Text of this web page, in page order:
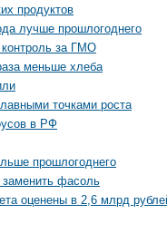
продуктов
лучше прошлогоднего
контроль за ГМО
меньше хлеба
точками роста
в РФ
прошлогоднего
заменить фасоль
оценены в 2,6 млрд